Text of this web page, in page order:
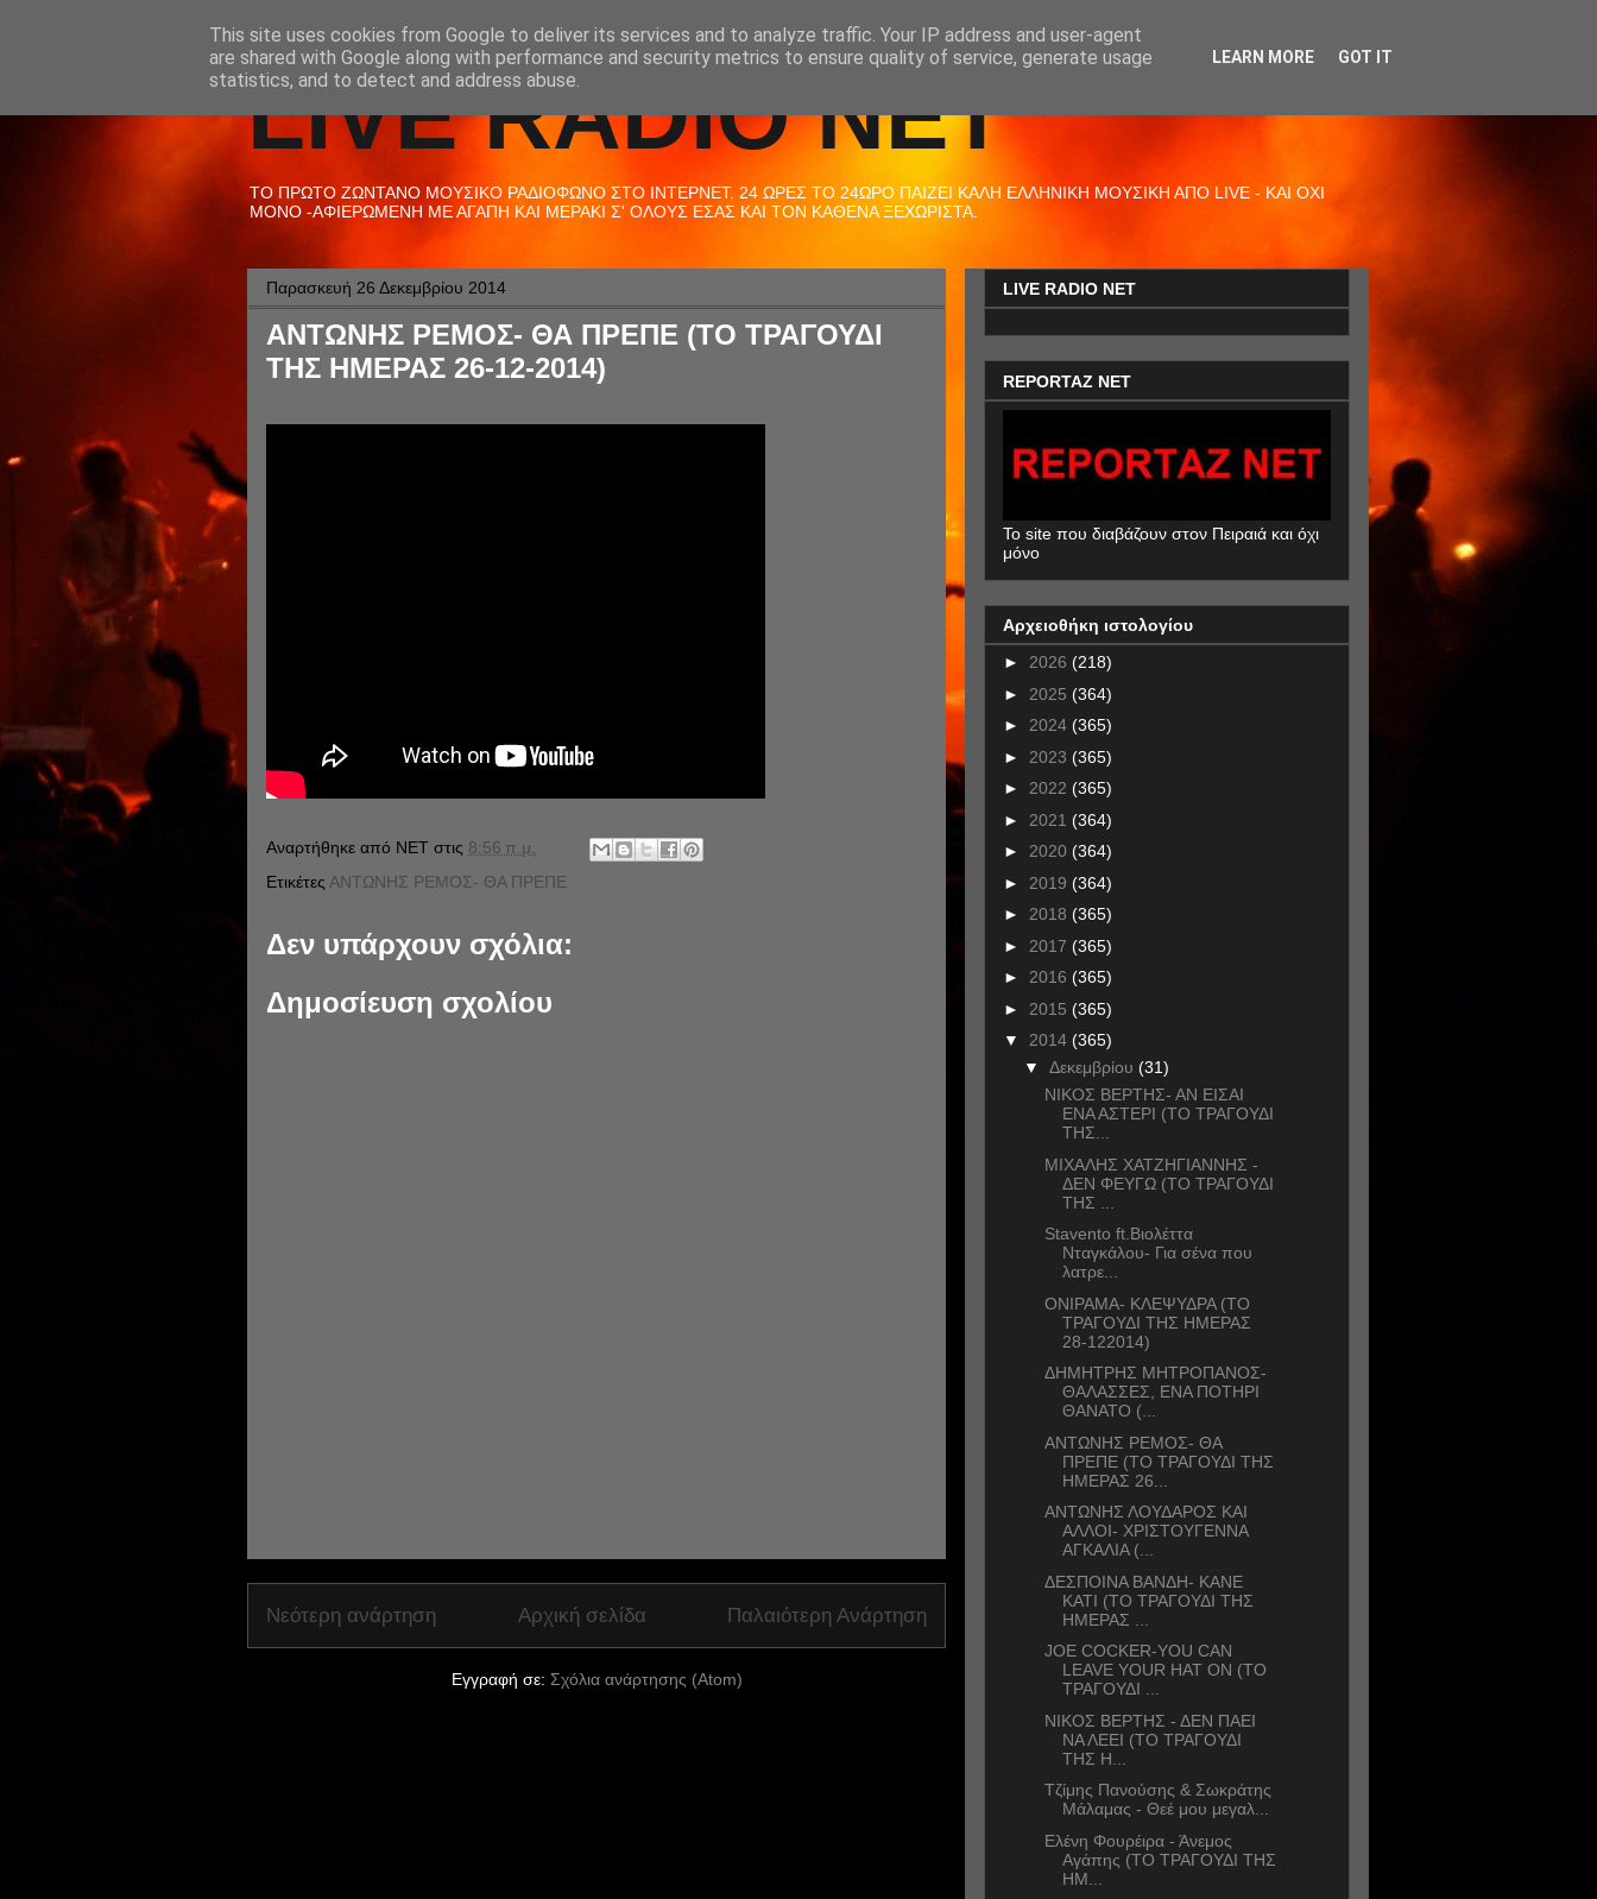
LIVE RADIO NET
ΤΟ ΠΡΩΤΟ ΖΩΝΤΑΝΟ ΜΟΥΣΙΚΟ ΡΑΔΙΟΦΩΝΟ ΣΤΟ ΙΝΤΕΡΝΕΤ. 24 ΩΡΕΣ ΤΟ 24ΩΡΟ ΠΑΙΖΕΙ ΚΑΛΗ ΕΛΛΗΝΙΚΗ ΜΟΥΣΙΚΗ ΑΠΟ LIVE - ΚΑΙ ΟΧΙ
ΜΟΝΟ -ΑΦΙΕΡΩΜΕΝΗ ΜΕ ΑΓΑΠΗ ΚΑΙ ΜΕΡΑΚΙ Σ' ΟΛΟΥΣ ΕΣΑΣ ΚΑΙ ΤΟΝ ΚΑΘΕΝΑ ΞΕΧΩΡΙΣΤΑ.
Παρασκευή 26 Δεκεμβρίου 2014
ΑΝΤΩΝΗΣ ΡΕΜΟΣ- ΘΑ ΠΡΕΠΕ (ΤΟ ΤΡΑΓΟΥΔΙ
ΤΗΣ ΗΜΕΡΑΣ 26-12-2014)
Αναρτήθηκε από NET στις 8:56 π.μ.
Ετικέτες ΑΝΤΩΝΗΣ ΡΕΜΟΣ- ΘΑ ΠΡΕΠΕ
Δεν υπάρχουν σχόλια:
Δημοσίευση σχολίου
Νεότερη ανάρτηση Παλαιότερη Ανάρτηση
Αρχική σελίδα
Εγγραφή σε: Σχόλια ανάρτησης (Atom)
LIVE RADIO NET
REPORTAZ NET
To site που διαβάζουν στον Πειραιά και όχι
μόνο
Αρχειοθήκη ιστολογίου
► 2026 (218)
► 2025 (364)
► 2024 (365)
► 2023 (365)
► 2022 (365)
► 2021 (364)
► 2020 (364)
► 2019 (364)
► 2018 (365)
► 2017 (365)
► 2016 (365)
► 2015 (365)
▼ 2014 (365)
▼ Δεκεμβρίου (31)
ΝΙΚΟΣ ΒΕΡΤΗΣ- ΑΝ ΕΙΣΑΙ
ΕΝΑ ΑΣΤΕΡΙ (ΤΟ ΤΡΑΓΟΥΔΙ
ΤΗΣ...
ΜΙΧΑΛΗΣ ΧΑΤΖΗΓΙΑΝΝΗΣ -
ΔΕΝ ΦΕΥΓΩ (ΤΟ ΤΡΑΓΟΥΔΙ
ΤΗΣ ...
Stavento ft.Βιολέττα
Νταγκάλου- Για σένα που
λατρε...
ΟΝΙΡΑΜΑ- ΚΛΕΨΥΔΡΑ (ΤΟ
ΤΡΑΓΟΥΔΙ ΤΗΣ ΗΜΕΡΑΣ
28-122014)
ΔΗΜΗΤΡΗΣ ΜΗΤΡΟΠΑΝΟΣ-
ΘΑΛΑΣΣΕΣ, ΕΝΑ ΠΟΤΗΡΙ
ΘΑΝΑΤΟ (...
ΑΝΤΩΝΗΣ ΡΕΜΟΣ- ΘΑ
ΠΡΕΠΕ (ΤΟ ΤΡΑΓΟΥΔΙ ΤΗΣ
ΗΜΕΡΑΣ 26...
ΑΝΤΩΝΗΣ ΛΟΥΔΑΡΟΣ ΚΑΙ
ΑΛΛΟΙ- ΧΡΙΣΤΟΥΓΕΝΝΑ
ΑΓΚΑΛΙΑ (...
ΔΕΣΠΟΙΝΑ ΒΑΝΔΗ- ΚΑΝΕ
ΚΑΤΙ (ΤΟ ΤΡΑΓΟΥΔΙ ΤΗΣ
ΗΜΕΡΑΣ ...
JOE COCKER-YOU CAN
LEAVE YOUR HAT ON (ΤΟ
ΤΡΑΓΟΥΔΙ ...
ΝΙΚΟΣ ΒΕΡΤΗΣ - ΔΕΝ ΠΑΕΙ
ΝΑ ΛΕΕΙ (ΤΟ ΤΡΑΓΟΥΔΙ
ΤΗΣ Η...
Τζίμης Πανούσης & Σωκράτης
Μάλαμας - Θεέ μου μεγαλ...
Ελένη Φουρέιρα - Άνεμος
Αγάπης (ΤΟ ΤΡΑΓΟΥΔΙ ΤΗΣ
ΗΜ...
This site uses cookies from Google to deliver its services and to analyze traffic. Your IP address and user-agent
are shared with Google along with performance and security metrics to ensure quality of service, generate usage
statistics, and to detect and address abuse.
LEARN MORE GOT IT